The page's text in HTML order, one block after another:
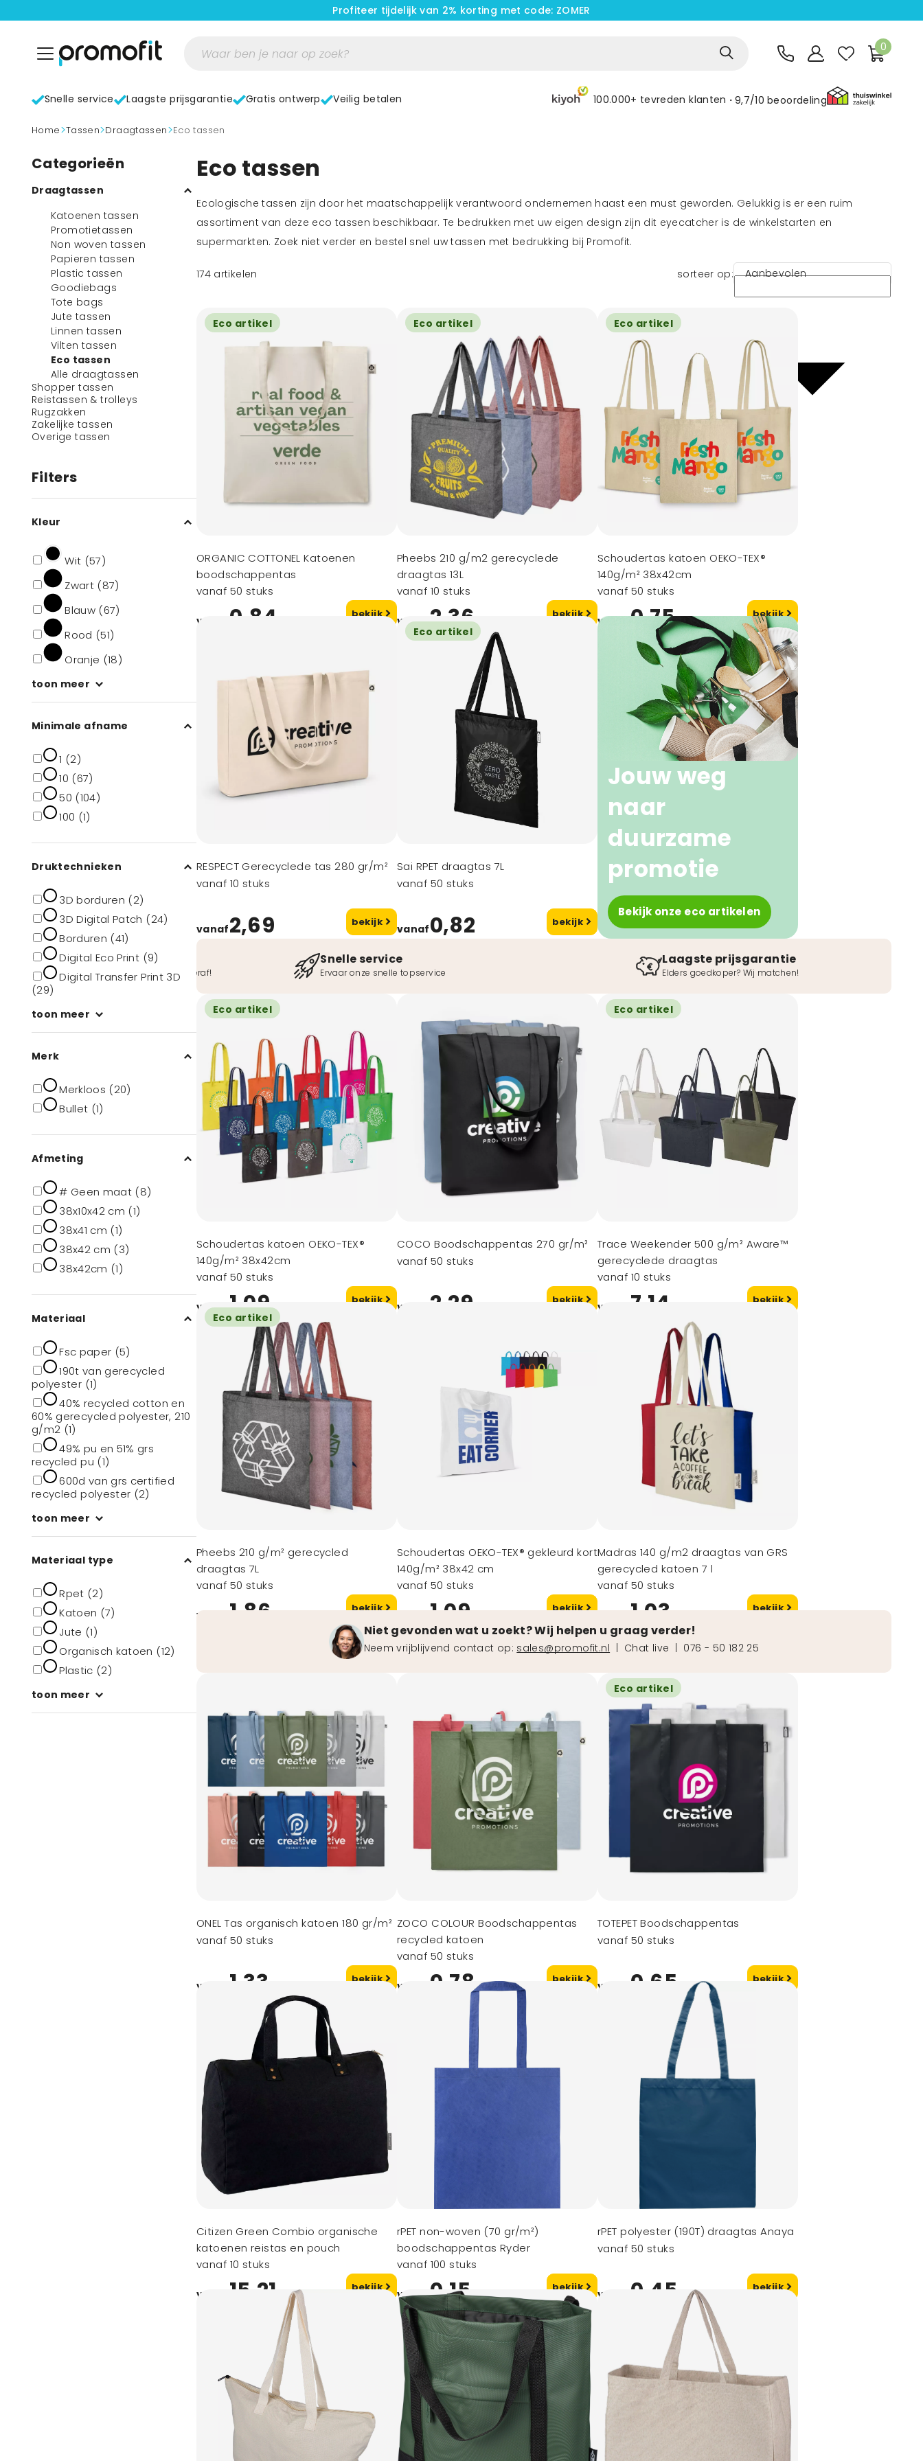
Profiteer tijdelijk van 2% korting met code: ZOMER
0
Snelle service Laagste prijsgarantie Gratis ontwerp Veilig betalen 100.000+ tevreden klanten 9,7/10 beoordeling
home> Tassen> Draagtassen> Eco tassen
Categorieën
Draagtassen
Katoenen tassen
Promotietassen
Non woven tassen
Papieren tassen
Plastic tassen
Goodiebags
Tote bags
Jute tassen
Linnen tassen
Vilten tassen
Eco tassen
Alle draagtassen
Shopper tassen
Reistassen & trolleys
Rugzakken
Zakelijke tassen
Overige tassen
Filters
Kleur
Wit (57)
Zwart (87)
Blauw (67)
Rood (51)
Oranje (18)
toon meer
Minimale afname
1 (2)
10 (67)
50 (104)
100 (1)
Druktechnieken
3D borduren (2)
3D Digital Patch (24)
Borduren (41)
Digital Eco Print (9)
Digital Transfer Print 3D
(29)
toon meer
Merk
Merkloos (20)
Bullet (1)
Afmeting
# Geen maat (8)
38x10x42 cm (1)
38x41 cm (1)
38x42 cm (3)
38x42cm (1)
Materiaal
Fsc paper (5)
190t van gerecycled
polyester (1)
40% recycled cotton en
60% gerecycled polyester, 210
g/m2 (1)
49% pu en 51% grs
recycled pu (1)
600d van grs certified
recycled polyester (2)
toon meer
Materiaal type
Rpet (2)
Katoen (7)
Jute (1)
Organisch katoen (12)
Plastic (2)
toon meer
Eco tassen
Ecologische tassen zijn door het maatschappelijk verantwoord ondernemen haast een must geworden. Gelukkig is er een ruim
assortiment van deze eco tassen beschikbaar. Te bedrukken met uw eigen design zijn dit eyecatcher is de winkelstarten en
supermarkten. Zoek niet verder en bestel snel uw tassen met bedrukking bij Promofit.
174 artikelen sorteer op: Aanbevolen
Eco artikel
ORGANIC COTTONEL Katoenen
boodschappentas
vanaf 50 stuks
vanaf 0,84 bekijk
Eco artikel
Pheebs 210 g/m2 gerecyclede
draagtas 13L
vanaf 10 stuks
vanaf2,36 bekijk
Eco artikel
Schoudertas katoen OEKO-TEX®
140g/m² 38x42cm
vanaf 50 stuks
vanaf 0,75 bekijk
RESPECT Gerecyclede tas 280 gr/m²
vanaf 10 stuks
vanaf2,69 bekijk
Eco artikel
Sai RPET draagtas 7L
vanaf 50 stuks
vanaf0,82 bekijk
Jouw weg
naar
duurzame
promotie
Bekijk onze eco artikelen
Snelle service
Ervaar onze snelle topservice
Laagste prijsgarantie
Elders goedkoper? Wij matchen!
Veilig betalen
O.a. iDeal, Bancontact, ook achteraf!
Eco artikel
Schoudertas katoen OEKO-TEX®
140g/m² 38x42cm
vanaf 50 stuks
vanaf1,09 bekijk
COCO Boodschappentas 270 gr/m²
vanaf 50 stuks
vanaf 2,29 bekijk
Eco artikel
Trace Weekender 500 g/m² Aware™
gerecyclede draagtas
vanaf 10 stuks
vanaf 7,14 bekijk
Eco artikel
Pheebs 210 g/m² gerecycled
draagtas 7L
vanaf 50 stuks
vanaf 1,86 bekijk
Schoudertas OEKO-TEX® gekleurd kort
140g/m² 38x42 cm
vanaf 50 stuks
1,09 bekijk
Madras 140 g/m2 draagtas van GRS
gerecycled katoen 7 l
vanaf 50 stuks
1,03 bekijk
Niet gevonden wat u zoekt? Wij helpen u graag verder!
Neem vrijblijvend contact op: sales@promofit.nl Chat live 076 - 50 182 25
ONEL Tas organisch katoen 180 gr/m²
vanaf 50 stuks
vanaf 1,33 bekijk
ZOCO COLOUR Boodschappentas
recycled katoen
vanaf 50 stuks
vanaf 0,78 bekijk
Eco artikel
TOTEPET Boodschappentas
vanaf 50 stuks
vanaf 0,65 bekijk
Citizen Green Combio organische
katoenen reistas en pouch
vanaf 10 stuks
vanaf 15,21 bekijk
rPET non-woven (70 gr/m²)
boodschappentas Ryder
vanaf 100 stuks
vanaf0,15 bekijk
rPET polyester (190T) draagtas Anaya
vanaf 50 stuks
vanaf 0,45 bekijk